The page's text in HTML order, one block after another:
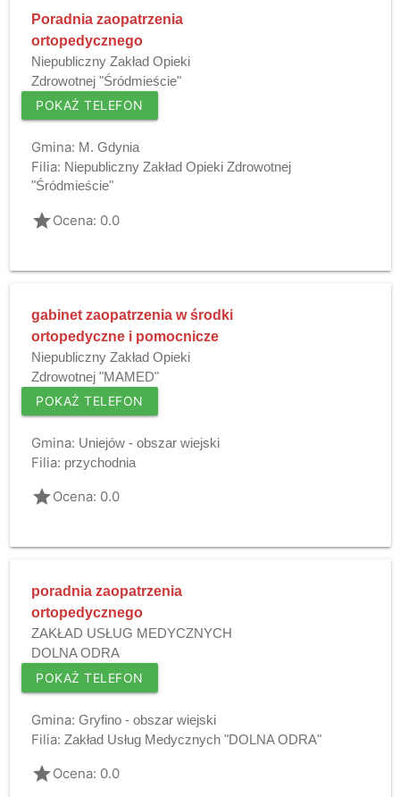
Poradnia zaopatrzenia
ortopedycznego
Niepubliczny Zakład Opieki
Zdrowotnej "Śródmieście"
POKAŻ TELEFON
Gmina: M. Gdynia
Filia: Niepubliczny Zakład Opieki Zdrowotnej
"Śródmieście"
gradeOcena: 0.0
gabinet zaopatrzenia w środki
ortopedyczne i pomocnicze
Niepubliczny Zakład Opieki
Zdrowotnej "MAMED"
POKAŻ TELEFON
Gmina: Uniejów - obszar wiejski
Filia: przychodnia
gradeOcena: 0.0
poradnia zaopatrzenia
ortopedycznego
ZAKŁAD USŁUG MEDYCZNYCH
DOLNA ODRA
POKAŻ TELEFON
Gmina: Gryfino - obszar wiejski
Filia: Zakład Usług Medycznych "DOLNA ODRA"
gradeOcena: 0.0